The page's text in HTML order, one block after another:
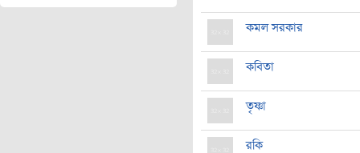
কমল সরকার
কবিতা
তৃষ্ণা
রকি